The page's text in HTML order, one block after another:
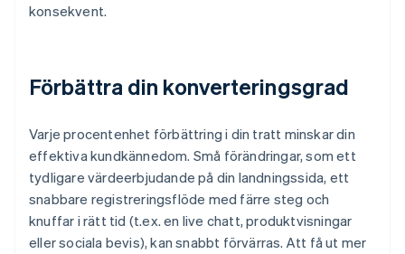
konsekvent.
Förbättra din konverteringsgrad
Varje procentenhet förbättring i din tratt minskar din
effektiva kundkännedom. Små förändringar, som ett
tydligare värdeerbjudande på din landningssida, ett
snabbare registreringsflöde med färre steg och
knuffar i rätt tid (t.ex. en live chatt, produktvisningar
eller sociala bevis), kan snabbt förvärras. Att få ut mer